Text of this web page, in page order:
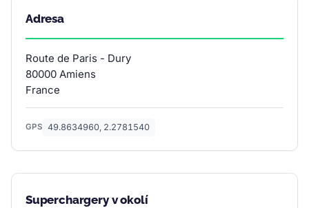
Adresa
Route de Paris - Dury
80000 Amiens
France
GPS 49.8634960, 2.2781540
Superchargery v okolí